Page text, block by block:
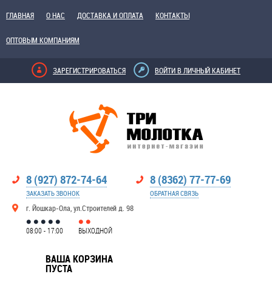
ГЛАВНАЯ О НАС ДОСТАВКА И ОПЛАТА КОНТАКТЫ
ОПТОВЫМ КОМПАНИЯМ
ЗАРЕГИСТРИРОВАТЬСЯ ВОЙТИ В ЛИЧНЫЙ КАБИНЕТ
8 (927) 872-74-64
ЗАКАЗАТЬ ЗВОНОК
г. Йошкар-Ола, ул.Строителей д. 98
8 (8362) 77-77-69
ОБРАТНАЯ СВЯЗЬ
08:00 - 17:00 ВЫХОДНОЙ
ВАША КОРЗИНА
ПУСТА